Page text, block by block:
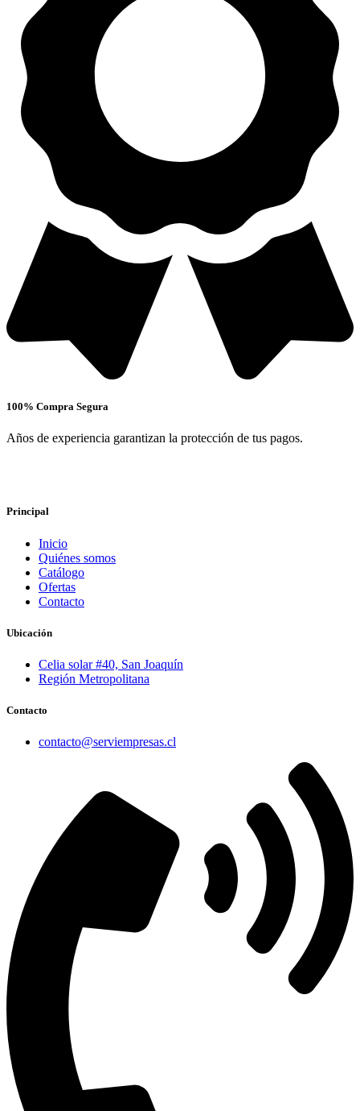
100% Compra Segura
Años de experiencia garantizan la protección de tus pagos.
Principal
Inicio
Quiénes somos
Catálogo
Ofertas
Contacto
Ubicación
Celia solar #40, San Joaquín
Región Metropolitana
Contacto
contacto@serviempresas.cl